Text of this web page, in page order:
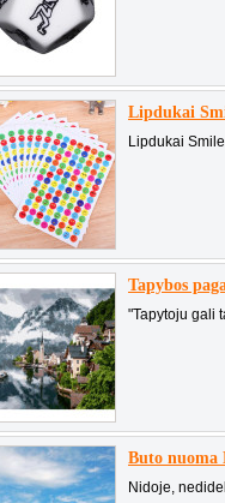
Lipdukai
Lipdukai
Tapybos
"Tapytoju gali
Buto nuoma
Nidoje,